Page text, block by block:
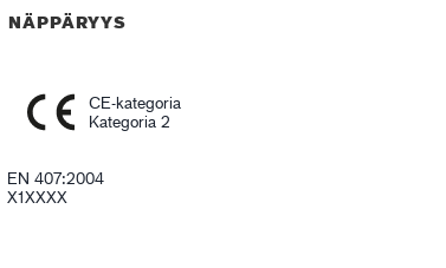
NÄPPÄRYYS
CE-kategoria
Kategoria 2
EN 407:2004
X1XXXX